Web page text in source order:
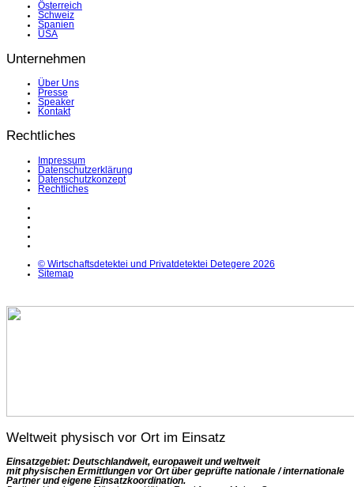
Österreich
Schweiz
Spanien
USA
Unternehmen
Über Uns
Presse
Speaker
Kontakt
Rechtliches
Impressum
Datenschutzerklärung
Datenschutzkonzept
Rechtliches
© Wirtschaftsdetektei und Privatdetektei Detegere 2026
Sitemap
Weltweit physisch vor Ort im Einsatz
Einsatzgebiet: Deutschlandweit, europaweit und weltweit
mit physischen Ermittlungen vor Ort über geprüfte nationale / internationale
Partner und eigene Einsatzkoordination.